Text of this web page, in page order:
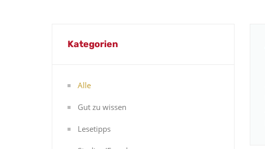
Kategorien
Alle
Gut zu wissen
Lesetipps